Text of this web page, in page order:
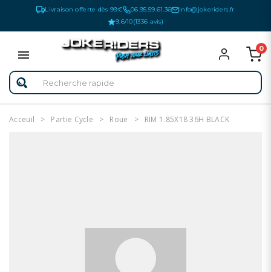
Livraison offerte dès 99€ 06.95.59.61.36
info@jokeriders.fr
9.6/10(1336 avis)
0
Acceuil Partie Cycle Roue RIM 1.85X18 36H BLACK